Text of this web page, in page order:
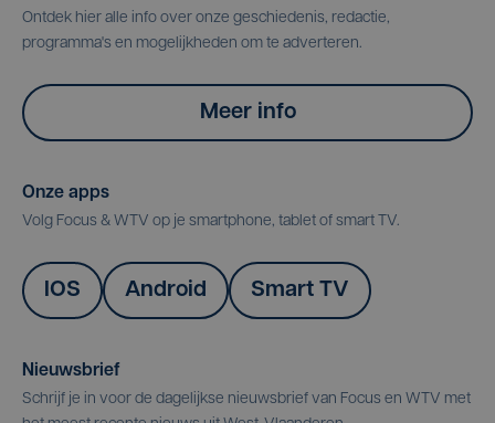
Ontdek hier alle info over onze geschiedenis, redactie,
programma's en mogelijkheden om te adverteren.
Meer info
Onze apps
Volg Focus & WTV op je smartphone, tablet of smart TV.
IOS Android Smart TV
Nieuwsbrief
Schrijf je in voor de dagelijkse nieuwsbrief van Focus en WTV met